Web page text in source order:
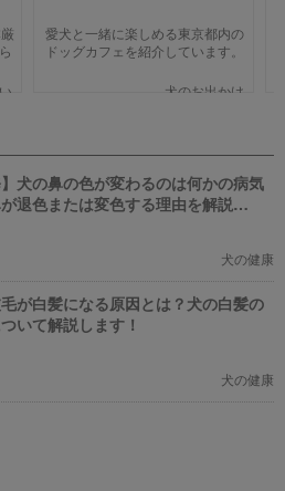
7
愛犬と一緒に楽しめる東京都内の
ドッグカフェを紹介しています。
のついでに立ち寄るのにピッタリ
ましょう！
犬のお出かけ
】犬の鼻の色が変わるのは何かの病気
退色または変色する理由を解説
犬の健康
が白髪になる原因とは？犬の白髪の
いて解説します！
犬の健康